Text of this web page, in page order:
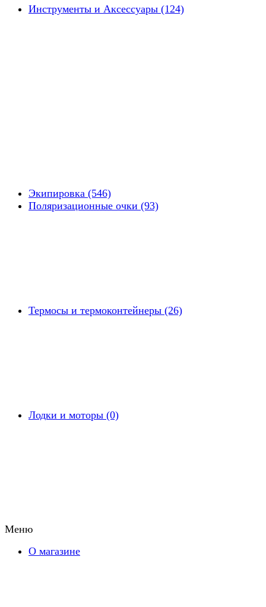
Инструменты и Аксессуары (124)
Экипировка (546)
Поляризационные очки (93)
Термосы и термоконтейнеры (26)
Лодки и моторы (0)
Меню
О магазине